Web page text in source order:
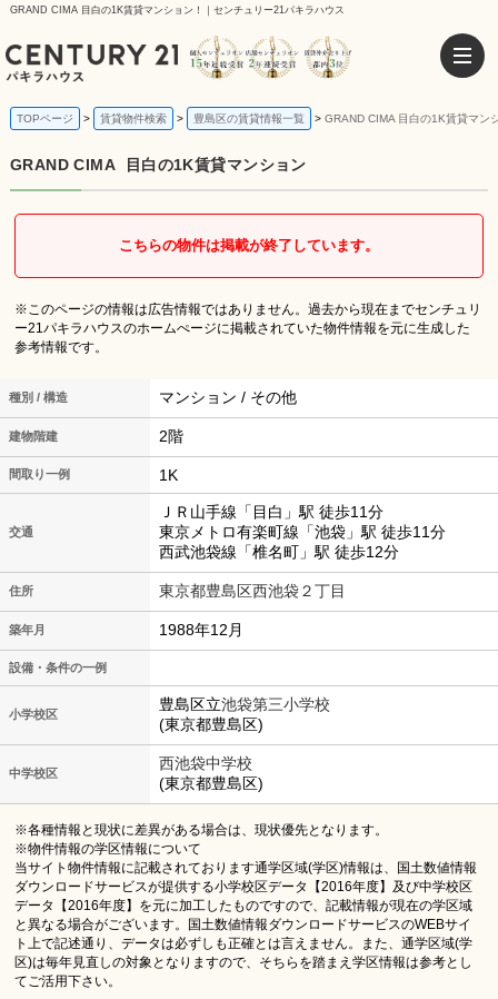
GRAND CIMA 目白の1K賃貸マンション！｜センチュリー21パキラハウス
TOPページ 賃貸物件検索 豊島区の賃貸情報一覧 GRAND CIMA 目白の1K賃貸マン
GRAND CIMA 目白の1K賃貸マンション
こちらの物件は掲載が終了しています。
※このページの情報は広告情報ではありません。過去から現在までセンチュリ
ー21パキラハウスのホームぺージに掲載されていた物件情報を元に生成した
参考情報です。
種別 / 構造 マンション / その他
建物階建 2階
間取り一例 1K
交通
ＪＲ山手線「目白」駅 徒歩11分
東京メトロ有楽町線「池袋」駅 徒歩11分
西武池袋線「椎名町」駅 徒歩12分
住所 東京都豊島区西池袋２丁目
築年月 1988年12月
設備・条件の一例
小学校区
豊島区立池袋第三小学校
(東京都豊島区)
中学校区
西池袋中学校
(東京都豊島区)
※各種情報と現状に差異がある場合は、現状優先となります。
※物件情報の学区情報について
当サイト物件情報に記載されております通学区域(学区)情報は、国土数値情報
ダウンロードサービスが提供する小学校区データ【2016年度】及び中学校区
データ【2016年度】を元に加工したものですので、記載情報が現在の学区域
と異なる場合がございます。国土数値情報ダウンロードサービスのWEBサイ
ト上で記述通り、データは必ずしも正確とは言えません。また、通学区域(学
区)は毎年見直しの対象となりますので、そちらを踏まえ学区情報は参考とし
てご活用下さい。